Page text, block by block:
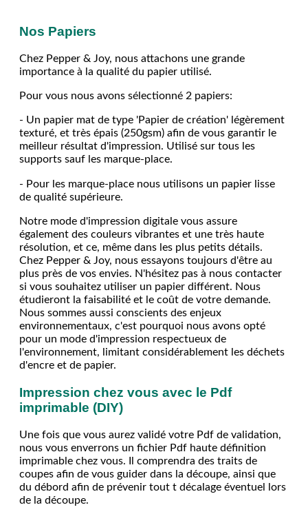
Nos Papiers
Chez Pepper & Joy, nous attachons une grande
importance à la qualité du papier utilisé.
Pour vous nous avons sélectionné 2 papiers:
- Un papier mat de type 'Papier de création' légèrement
texturé, et très épais (250gsm) afin de vous garantir le
meilleur résultat d'impression. Utilisé sur tous les
supports sauf les marque-place.
- Pour les marque-place nous utilisons un papier lisse
de qualité supérieure.
Notre mode d'impression digitale vous assure
également des couleurs vibrantes et une très haute
résolution, et ce, même dans les plus petits détails.
Chez Pepper & Joy, nous essayons toujours d'être au
plus près de vos envies. N'hésitez pas à nous contacter
si vous souhaitez utiliser un papier différent. Nous
étudieront la faisabilité et le coût de votre demande.
Nous sommes aussi conscients des enjeux
environnementaux, c'est pourquoi nous avons opté
pour un mode d'impression respectueux de
l'environnement, limitant considérablement les déchets
d'encre et de papier.
Impression chez vous avec le Pdf
imprimable (DIY)
Une fois que vous aurez validé votre Pdf de validation,
nous vous enverrons un fichier Pdf haute définition
imprimable chez vous. Il comprendra des traits de
coupes afin de vous guider dans la découpe, ainsi que
du débord afin de prévenir tout t décalage éventuel lors
de la découpe.